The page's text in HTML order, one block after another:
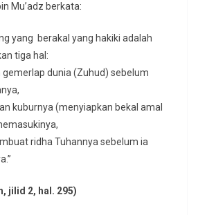
Mu’adz berkata:
yang berakal yang hakiki adalah
tiga hal:
gemerlap dunia (Zuhud) sebelum
kuburnya (menyiapkan bekal amal
ridha Tuhannya sebelum ia
jilid 2, hal. 295)